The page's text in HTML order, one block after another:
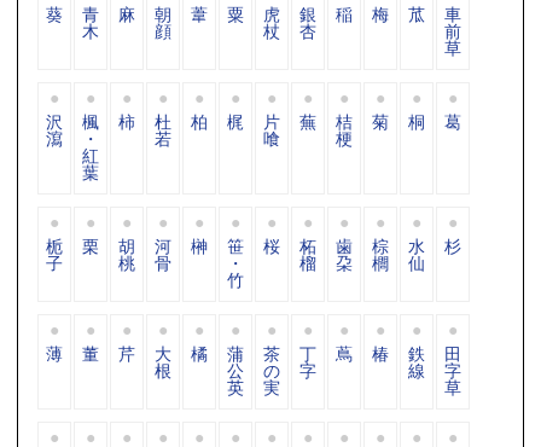
葵 青
木
麻 朝
顔
葦 粟 虎
杖
銀
杏
稲 梅 苽 車
前
草
沢
瀉
楓
・
紅
葉
柿 杜
若
柏 梶 片
喰
蕪 桔
梗
菊 桐 葛
栀
子
栗 胡
桃
河
骨
榊 笹
・
竹
桜 柘
榴
歯
朶
棕
櫚
水
仙
杉
薄 董 芹 大
根
橘 蒲
公
英
茶
の
実
丁
字
蔦 椿 鉄
線
田
字
草